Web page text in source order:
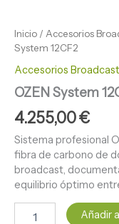
Inicio / Accesorios
System 12CF2
Accesorios Broadcast
OZEN System
4.255,00€
Sistema profesional
fibra de carbono de
broadcast,
equilibrio óptimo
Añadir